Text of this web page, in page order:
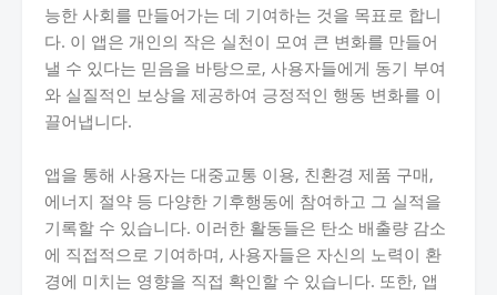
능한 사회를 만들어가는 데 기여하는 것을 목표로 합니
다. 이 앱은 개인의 작은 실천이 모여 큰 변화를 만들어
낼 수 있다는 믿음을 바탕으로, 사용자들에게 동기 부여
와 실질적인 보상을 제공하여 긍정적인 행동 변화를 이
끌어냅니다.
앱을 통해 사용자는 대중교통 이용, 친환경 제품 구매,
에너지 절약 등 다양한 기후행동에 참여하고 그 실적을
기록할 수 있습니다. 이러한 활동들은 탄소 배출량 감소
에 직접적으로 기여하며, 사용자들은 자신의 노력이 환
경에 미치는 영향을 직접 확인할 수 있습니다. 또한, 앱